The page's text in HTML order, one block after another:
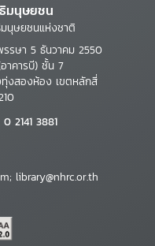
มนุษยชน
นุษยชนแห่งชาติ
รษา 5 ธันวาคม 2550
าคารบี) ชั้น 7
งสองห้อง เขตหลักสี่
2141 3881
library@nhrc.or.th